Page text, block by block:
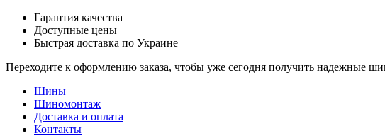
Гарантия качества
Доступные цены
Быстрая доставка по Украине
Переходите к оформлению заказа, чтобы уже сегодня получить надежные
Шины
Шиномонтаж
Доставка и оплата
Контакты